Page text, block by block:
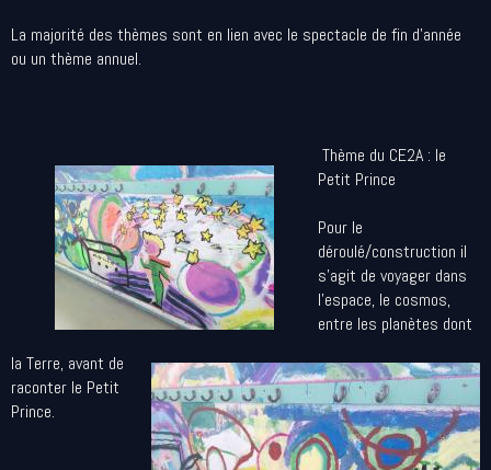
La majorité des thèmes sont en lien avec le spectacle de fin d'année
ou un thème annuel.
Thème du CE2A : le
Petit Prince
Pour le
déroulé/construction il
s'agit de voyager dans
l'espace, le cosmos,
entre les planètes dont
la Terre, avant de
raconter le Petit
Prince.